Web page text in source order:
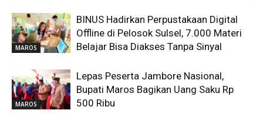
MAROS
BINUS Hadirkan Perpustakaan Digital
Offline di Pelosok Sulsel, 7.000 Materi
Belajar Bisa Diakses Tanpa Sinyal
MAROS
Lepas Peserta Jambore Nasional,
Bupati Maros Bagikan Uang Saku Rp
500 Ribu